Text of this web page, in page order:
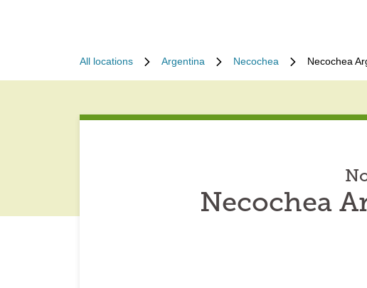
All locations Argentina Necochea Necochea
Necochea